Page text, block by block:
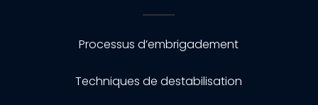
Processus d’embrigadement
Techniques de destabilisation